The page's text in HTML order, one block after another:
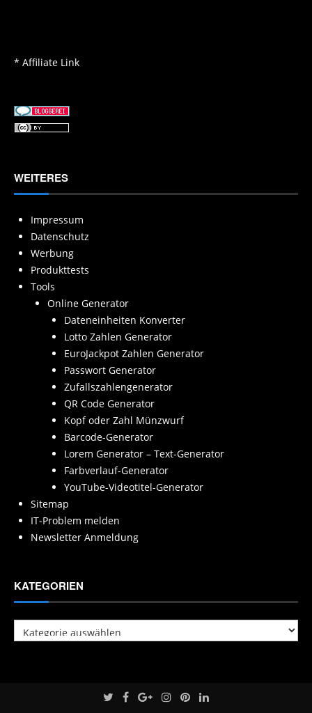
* Affiliate Link
WEITERES
Impressum
Datenschutz
Werbung
Produkttests
Tools
Online Generator
Dateneinheiten Konverter
Lotto Zahlen Generator
EuroJackpot Zahlen Generator
Passwort Generator
Zufallszahlengenerator
QR Code Generator
Kopf oder Zahl Münzwurf
Barcode-Generator
Lorem Generator – Text-Generator
Farbverlauf-Generator
YouTube-Videotitel-Generator
Sitemap
IT-Problem melden
Newsletter Anmeldung
KATEGORIEN
Kategorien